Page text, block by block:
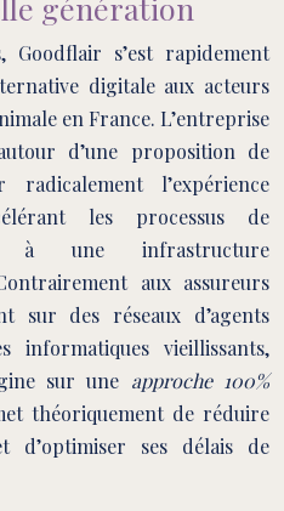
Goodflair s’est rapidement
digitale aux acteurs
en France. L’entreprise
d’une proposition de
l’expérience
les processus de
à une infrastructure
aux assureurs
sur des réseaux d’agents
informatiques vieillissants,
sur une approche 100%
théoriquement de réduire
d’optimiser ses délais de